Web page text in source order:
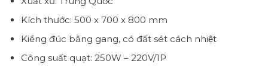
Kích thước: 500 x 700 x 800 mm
Kiềng đúc bằng gang, có đất sét cách nhiệt
Công suất quạt: 250W – 220V/1P